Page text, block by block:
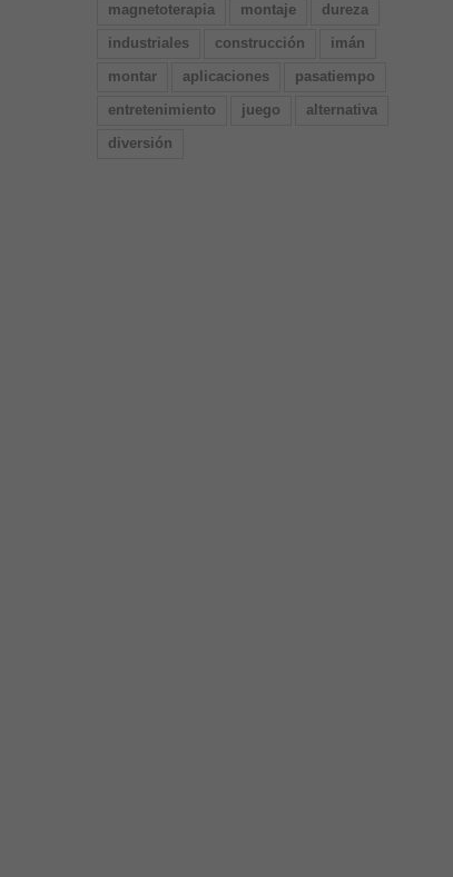
magnetoterapia
montaje
dureza
industriales
construcción
imán
montar
aplicaciones
pasatiempo
entretenimiento
juego
alternativa
diversión